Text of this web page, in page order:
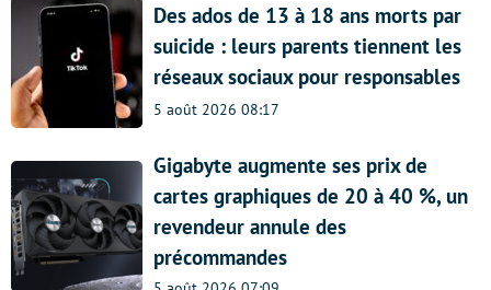
Des ados de 13 à 18 ans morts par
suicide : leurs parents tiennent les
réseaux sociaux pour responsables
5 août 2026 08:17
Gigabyte augmente ses prix de
cartes graphiques de 20 à 40 %, un
revendeur annule des
précommandes